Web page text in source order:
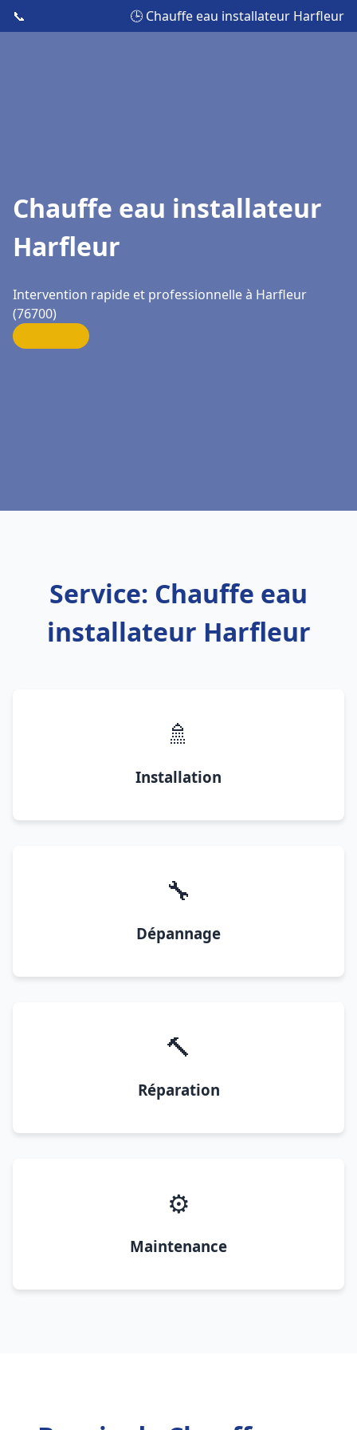
📞 🕒 Chauffe eau installateur Harfleur
Chauffe eau installateur
Harfleur
Intervention rapide et professionnelle à Harfleur
(76700)
Service: Chauffe eau
installateur Harfleur
🚿
Installation
🔧
Dépannage
🔨
Réparation
⚙️
Maintenance